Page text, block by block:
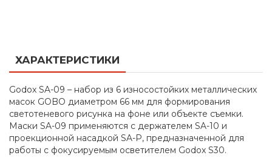
ХАРАКТЕРИСТИКИ
Godox SA-09 – набор из 6 износостойких металлических
масок GOBO диаметром 66 мм для формирования
светотеневого рисунка на фоне или объекте съемки.
Маски SA-09 применяются с держателем SA-10 и
проекционной насадкой SA-P, предназначенной для
работы с фокусируемым осветителем Godox S30.